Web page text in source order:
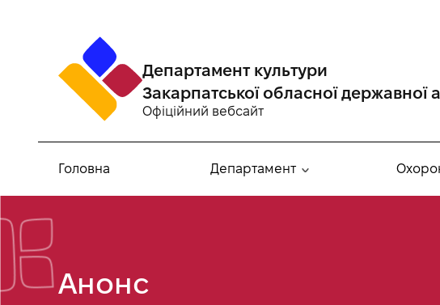
Департамент культури
Закарпатської обласної державної
Офіційний вебсайт
Головна Департамент
Анонс